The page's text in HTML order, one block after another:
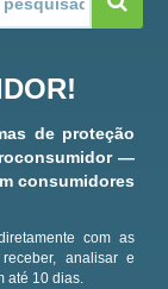
de proteção
—
consumidores
com as
analisar e
até 10 dias.